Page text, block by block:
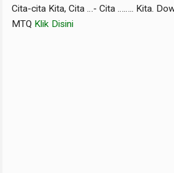
Cita-cita Kita, Cita …- Cita …….. Kita.
MTQ Klik Disini